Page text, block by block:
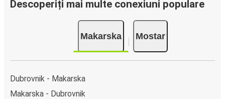
Apple Pay. Alternativ, poți plăti în numerar la bordul
autocarelor sau la unul din punctele de vânzare.
Descoperiți mai multe conexiuni populare
Makarska Mostar
Dubrovnik - Makarska
Makarska - Dubrovnik